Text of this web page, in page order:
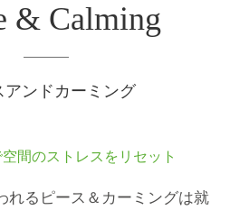
& Calming
アンドカーミング
間のストレスをリセット
れるピース＆カーミングは就